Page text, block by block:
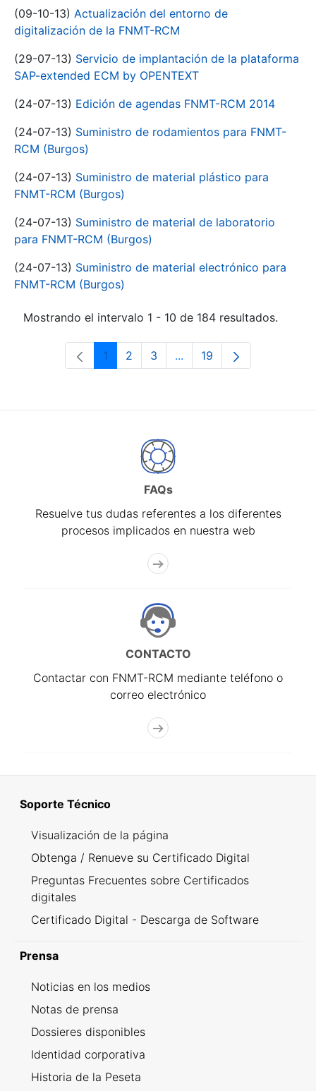
(09-10-13) Actualización del entorno de
digitalización de la FNMT-RCM
(29-07-13) Servicio de implantación de la plataforma
SAP-extended ECM by OPENTEXT
(24-07-13) Edición de agendas FNMT-RCM 2014
(24-07-13) Suministro de rodamientos para FNMT-
RCM (Burgos)
(24-07-13) Suministro de material plástico para
FNMT-RCM (Burgos)
(24-07-13) Suministro de material de laboratorio
para FNMT-RCM (Burgos)
(24-07-13) Suministro de material electrónico para
FNMT-RCM (Burgos)
Mostrando el intervalo 1 - 10 de 184 resultados.
Página
1 Página
2 Página
3 ...Páginas intermedias Use
Página
19
FAQs
Resuelve tus dudas referentes a los diferentes
procesos implicados en nuestra web
CONTACTO
Contactar con FNMT-RCM mediante teléfono o
correo electrónico
Soporte Técnico
Visualización de la página
Obtenga / Renueve su Certificado Digital
Preguntas Frecuentes sobre Certificados
digitales
Certificado Digital - Descarga de Software
Prensa
Noticias en los medios
Notas de prensa
Dossieres disponibles
Identidad corporativa
Historia de la Peseta